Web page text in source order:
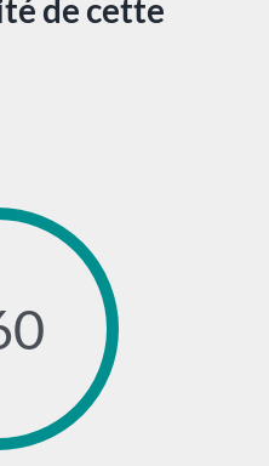
de cette